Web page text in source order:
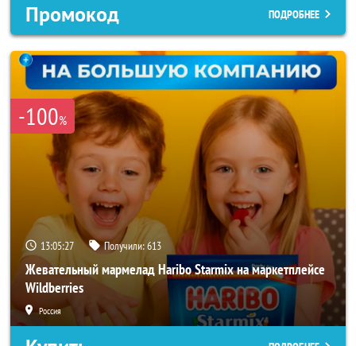
Промокод ПОДРОБНЕЕ
-100%
13:05:25 Получили:613
Жевательный мармелад Haribo Starmix на маркетплейсе
Wildberries
Россия